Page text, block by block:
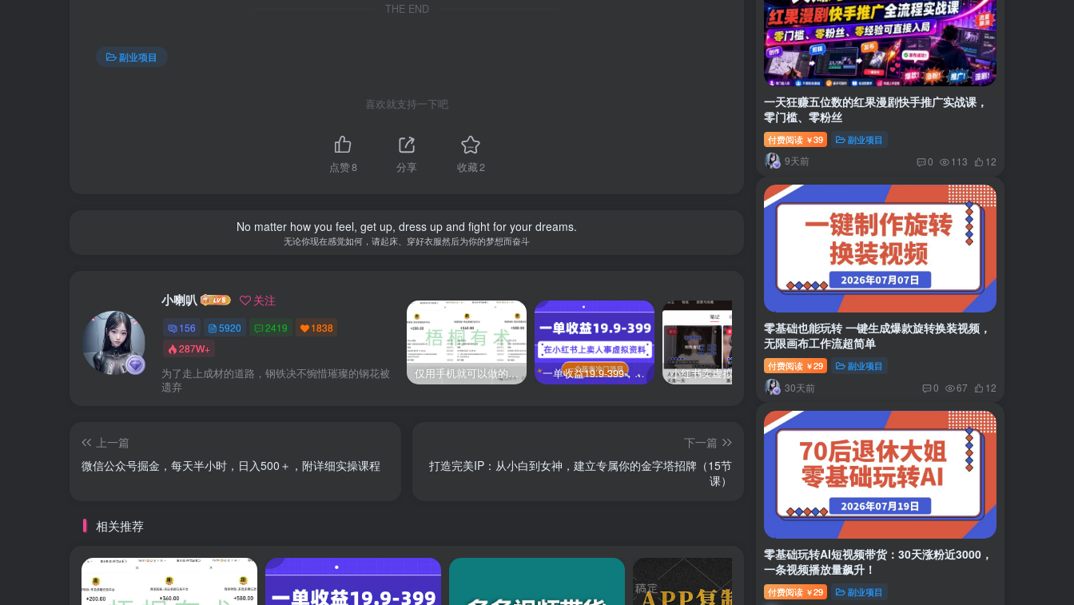
THE END
副业项目
喜欢就支持一下吧
点赞8 分享 收藏2
No matter how you feel, get up, dress up and fight for your dreams.
无论你现在感觉如何，请起床、穿好衣服然后为你的梦想而奋斗
小喇叭 关注
156 5920 2419
1838
287W+
为了走上成材的道路，钢铁决不惋惜璀璨的钢花被
遗弃
仅用手机就可以做的小项目，当天就能见钱，每天100-300 一单收益19.9-399，一个蓝海冷门项目，在小红书上卖人事虚拟资料 小红书卖虚拟产品：音乐优盘，1个月稳挣1-3万
上一篇
微信公众号掘金，每天半小时，日入500＋，附详细实操课程
下一篇
打造完美IP：从小白到女神，建立专属你的金字塔招牌（15节
课）
相关推荐
一天狂赚五位数的红果漫剧快手推广实战课，
零门槛、零粉丝
付费阅读 ￥39 副业项目
9天前 0 113 12
零基础也能玩转 一键生成爆款旋转换装视频，
无限画布工作流超简单
付费阅读 ￥29 副业项目
30天前 0 67 12
零基础玩转AI短视频带货：30天涨粉近3000，
一条视频播放量飙升！
付费阅读 ￥29 副业项目